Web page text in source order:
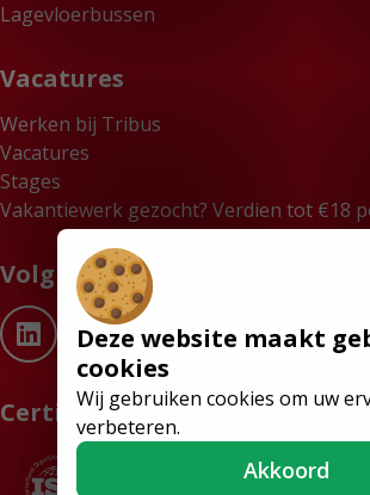
Lagevloerbussen
Vacatures
Werken bij Tribus
Vacatures
Stages
Vakantiewerk gezocht? Verdien tot €18
Certificaten
Volg ons
Deze website maakt
cookies
Wij gebruiken cookies om uw
verbeteren.
Akkoord